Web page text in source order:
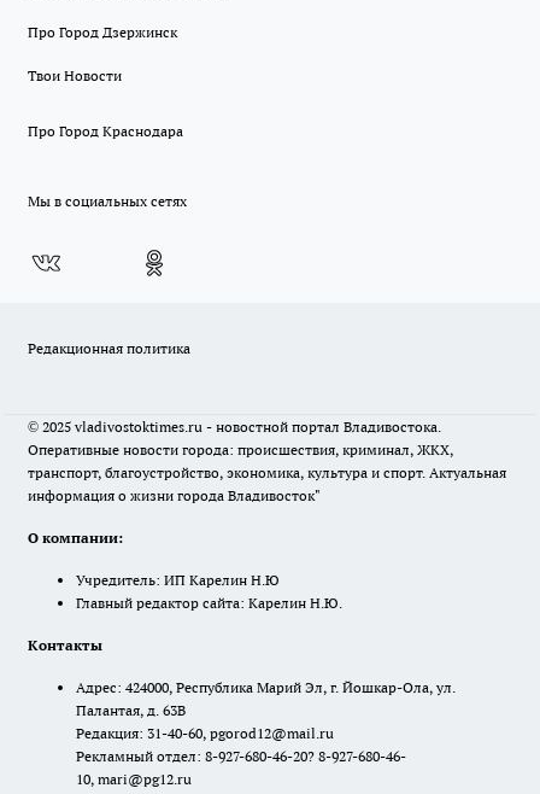
Про Город Дзержинск
Твои Новости
Про Город Краснодара
Мы в социальных сетях
Редакционная политика
© 2025 vladivostoktimes.ru - новостной портал Владивостока.
Оперативные новости города: происшествия, криминал, ЖКХ,
транспорт, благоустройство, экономика, культура и спорт. Актуальная
информация о жизни города Владивосток"
О компании:
Учредитель: ИП Карелин Н.Ю
Главный редактор сайта: Карелин Н.Ю.
Контакты
Адрес: 424000, Республика Марий Эл, г. Йошкар-Ола, ул.
Палантая, д. 63В
Редакция: 31-40-60, pgorod12@mail.ru
Рекламный отдел: 8-927-680-46-20? 8-927-680-46-
10, mari@pg12.ru